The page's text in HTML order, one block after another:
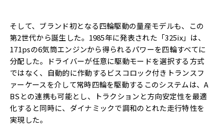
そして、ブランド初となる四輪駆動の量産モデルも、この
第2世代から誕生した。1985年に発表された「325ix」は、
171psの6気筒エンジンから得られるパワーを四輪すべてに
分配した。ドライバーが任意に駆動モードを選択する方式
ではなく、自動的に作動するビスコロック付きトランスフ
ァーケースを介して常時四輪を駆動するこのシステムは、A
BSとの連携も可能とし、トラクションと方向安定性を最適
化すると同時に、ダイナミックで調和のとれた走行特性を
実現した。